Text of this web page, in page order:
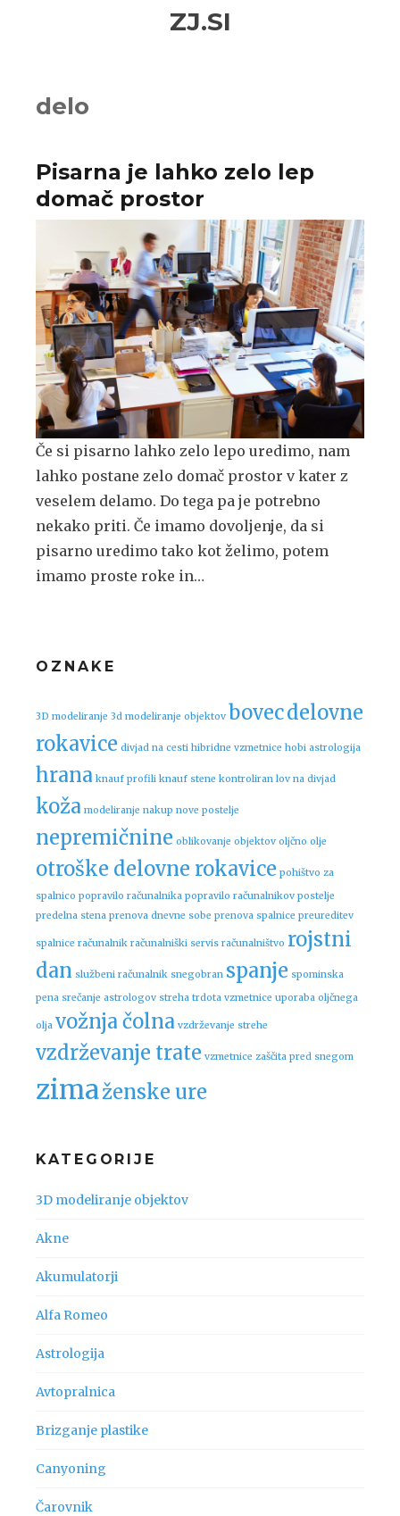
ZJ.SI
delo
Pisarna je lahko zelo lep
domač prostor
Če si pisarno lahko zelo lepo uredimo, nam
lahko postane zelo domač prostor v kater z
veselem delamo. Do tega pa je potrebno
nekako priti. Če imamo dovoljenje, da si
pisarno uredimo tako kot želimo, potem
imamo proste roke in…
OZNAKE
3D modeliranje 3d modeliranje objektov bovecdelovne
rokavice divjad na cesti hibridne vzmetnice hobi astrologija
hrana knauf profili knauf stene kontroliran lov na divjad
koža modeliranje nakup nove postelje
nepremičnine oblikovanje objektov oljčno olje
otroške delovne rokavice pohištvo za
spalnico popravilo računalnika popravilo računalnikov postelje
predelna stena prenova dnevne sobe prenova spalnice preureditev
spalnice računalnik računalniški servis računalništvo rojstni
dan službeni računalnik snegobran spanje spominska
pena srečanje astrologov streha trdota vzmetnice uporaba oljčnega
olja vožnja čolna vzdrževanje strehe
vzdrževanje trate vzmetnice zaščita pred snegom
zimaženske ure
KATEGORIJE
3D modeliranje objektov
Akne
Akumulatorji
Alfa Romeo
Astrologija
Avtopralnica
Brizganje plastike
Canyoning
Čarovnik